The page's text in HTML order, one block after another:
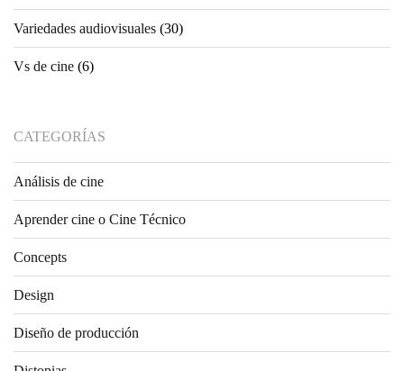
Variedades audiovisuales (30)
Vs de cine (6)
CATEGORÍAS
Análisis de cine
Aprender cine o Cine Técnico
Concepts
Design
Diseño de producción